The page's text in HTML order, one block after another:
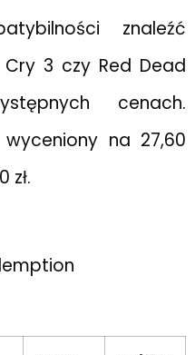
znaleźć
3 czy Red Dead
cenach.
na 27,60
zł.